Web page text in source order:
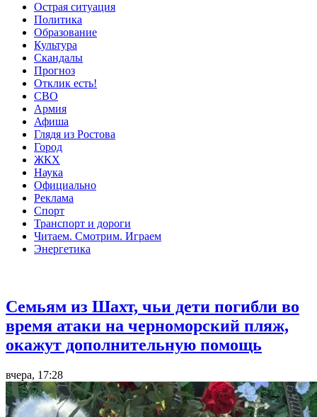
Острая ситуация
Политика
Образование
Культура
Скандалы
Прогноз
Отклик есть!
СВО
Армия
Афиша
Глядя из Ростова
Город
ЖКХ
Наука
Официально
Реклама
Спорт
Транспорт и дороги
Читаем. Смотрим. Играем
Энергетика
Семьям из Шахт, чьи дети погибли во
время атаки на черноморский пляж,
окажут дополнительную помощь
вчера, 17:28